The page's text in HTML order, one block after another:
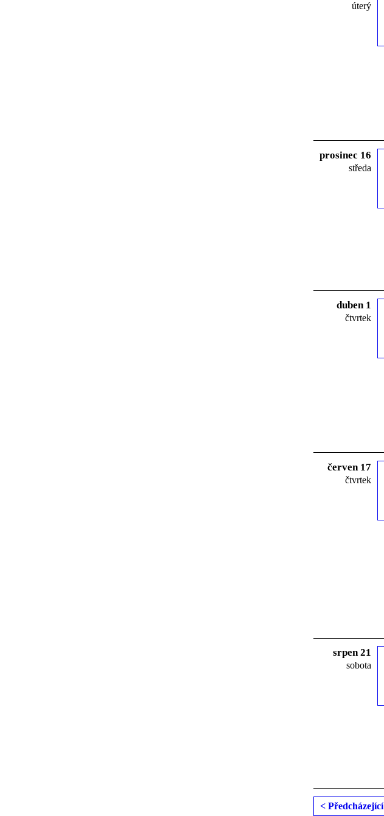
úterý
prosinec 16
středa
duben 1
čtvrtek
červen 17
čtvrtek
srpen 21
sobota
< Předcházející